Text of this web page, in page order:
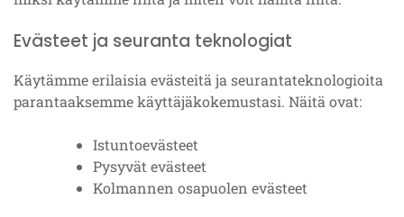
Evästeet ja seuranta teknologiat
Käytämme erilaisia evästeitä ja seurantateknologioita
parantaaksemme käyttäjäkokemustasi. Näitä ovat:
Istuntoevästeet
Pysyvät evästeet
Kolmannen osapuolen evästeet